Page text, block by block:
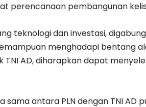
perencanaan pembangunan
teknologi dan investasi,
menghadapi bentang
AD, diharapkan dapat
sama antara PLN dengan TNI AD